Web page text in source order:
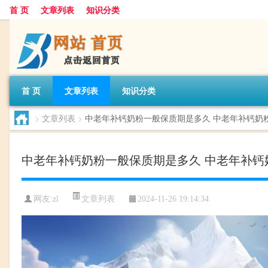
首 页 文章列表 知识分类
首 页 文章列表 知识分类
> 文章列表 > 中老年补钙奶粉一般保质期是多久 中老年补钙奶
中老年补钙奶粉一般保质期是多久 中老年补钙
网友:zl 文章列表 2024-11-26 19:14:34